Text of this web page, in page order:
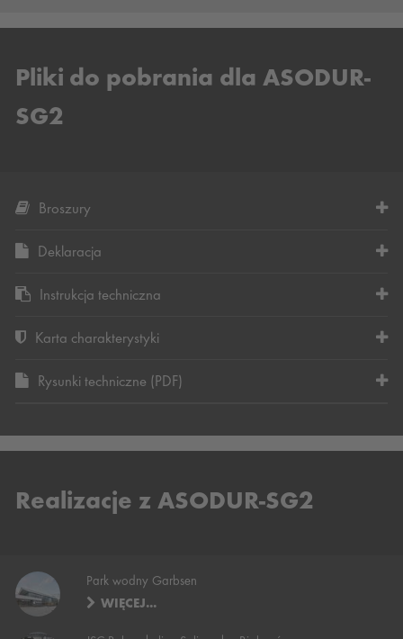
Pliki do pobrania dla ASODUR-
SG2
Broszury
Deklaracja
Instrukcja techniczna
Karta charakterystyki
Rysunki techniczne (PDF)
Realizacje z ASODUR-SG2
Park wodny Garbsen
WIĘCEJ...